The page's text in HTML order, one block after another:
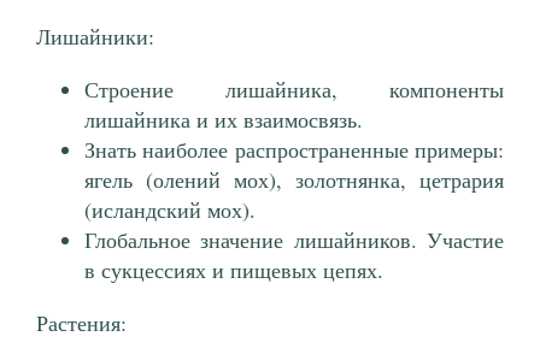
Лишайники:
Строение лишайника, компоненты
лишайника и их взаимосвязь.
Знать наиболее распространенные примеры:
ягель (олений мох), золотнянка, цетрария
(исландский мох).
Глобальное значение лишайников. Участие
в сукцессиях и пищевых цепях.
Растения: